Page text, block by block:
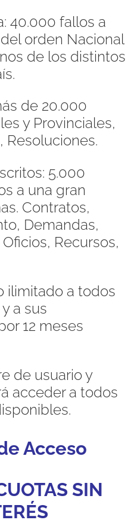
40.000 fallos a
orden Nacional
de los distintos
de 20.000
y Provinciales,
Resoluciones.
5.000
a una gran
Contratos,
Demandas,
Recursos,
ilimitado a todos
a sus
12 meses
de usuario y
acceder a todos
Acceso
SIN